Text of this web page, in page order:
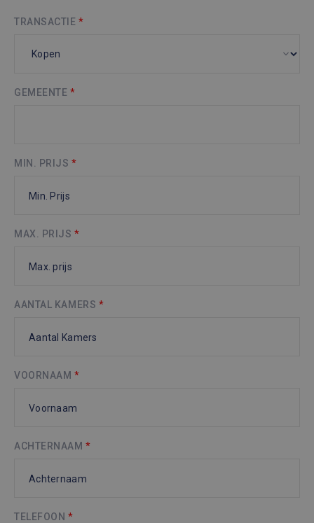
TRANSACTIE*
GEMEENTE*
MIN. PRIJS*
MAX. PRIJS*
AANTAL KAMERS *
VOORNAAM*
ACHTERNAAM*
TELEFOON*